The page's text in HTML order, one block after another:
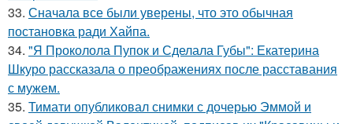
33. Сначала все были уверены, что это обычная
постановка ради Хайпа.
34. "Я Проколола Пупок и Сделала Губы": Екатерина
Шкуро рассказала о преображениях после расставания
с мужем.
35. Тимати опубликовал снимки с дочерью Эммой и